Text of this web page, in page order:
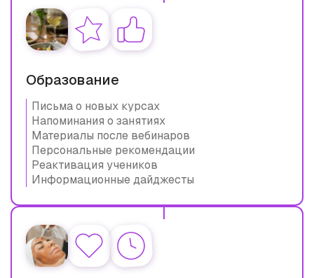
Образование
Письма о новых курсах
Напоминания о занятиях
Материалы после вебинаров
Персональные рекомендации
Реактивация учеников
Информационные дайджесты